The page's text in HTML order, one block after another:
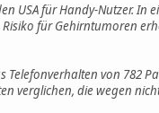
USA für Handy-Nutzer.
für Gehirntumoren
Telefonverhalten von 782
verglichen, die wegen